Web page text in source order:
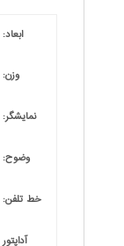
ابعاد:
وزن:
نمایشگر:
وضوح:
خط تلفن:
آداپتور